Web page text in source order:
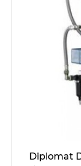
Diplomat